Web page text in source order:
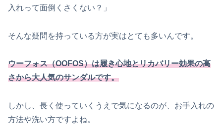
入れって面倒くさくない？」
そんな疑問を持っている方が実はとても多いんです。
ウーフォス（OOFOS）は履き心地とリカバリー効果の高
さから大人気のサンダルです。
しかし、長く使っていくうえで気になるのが、お手入れの
方法や洗い方ですよね。